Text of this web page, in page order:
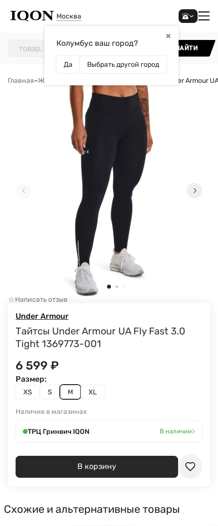
Москва
✖
Колумбус ваш город?
Да Выбрать другой город
НАЙТИ
Главная–Женщинам Тайтсы Under Armour
Написать отзыв
Under Armour
Тайтсы Under Armour UA Fly Fast 3.0
Tight 1369773-001
6 599 ₽
XS S M XL
Размер:
Наличие в магазинах
ТРЦ Гринвич IQON В наличии›
В корзину
Схожие и альтернативные товары